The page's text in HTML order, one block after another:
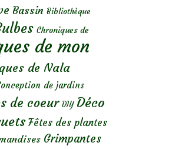
Bassin Bibliothèque
Chroniques de
de mon
de Nala
de jardins
de coeur DIY Déco
Fêtes des plantes
Grimpantes